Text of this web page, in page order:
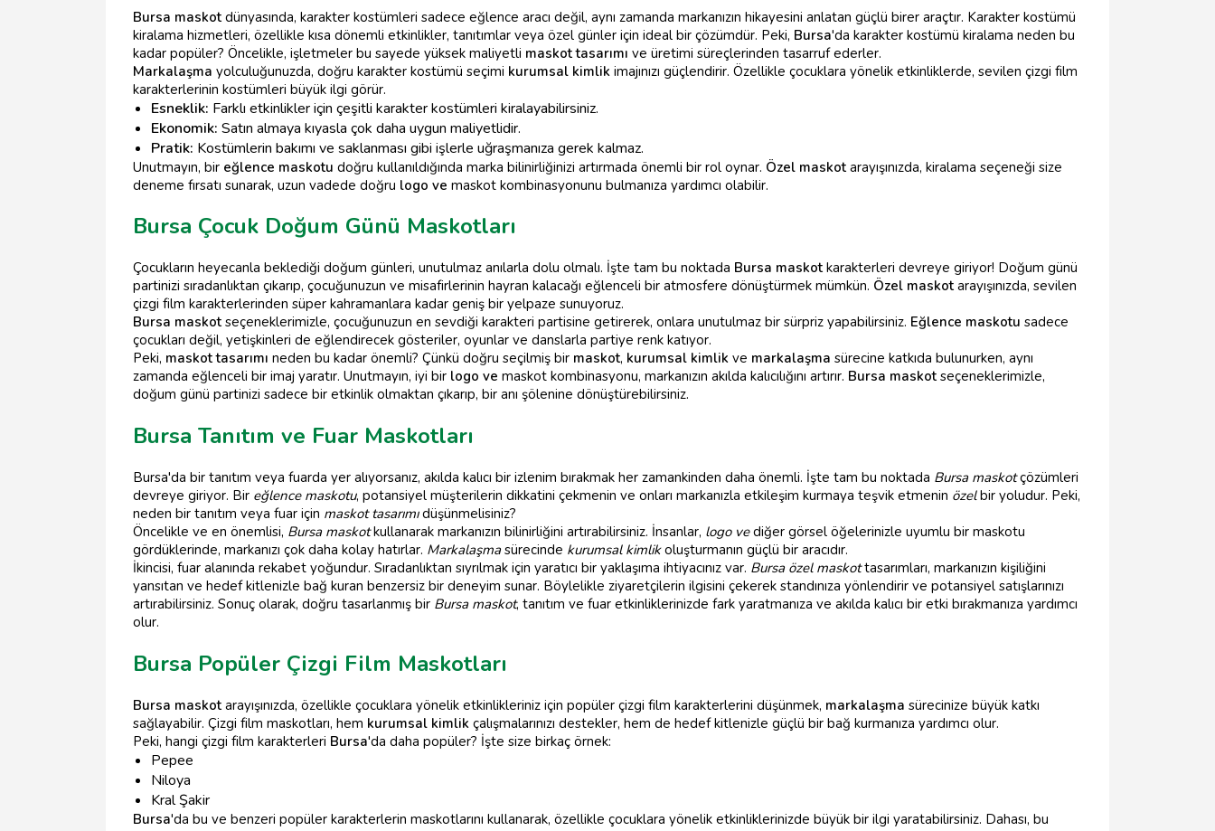
Bursa maskot dünyasında, karakter kostümleri sadece eğlence aracı değil, aynı zamanda markanızın hikayesini anlatan güçlü birer araçtır. Karakter kostümü
kiralama hizmetleri, özellikle kısa dönemli etkinlikler, tanıtımlar veya özel günler için ideal bir çözümdür. Peki, Bursa'da karakter kostümü kiralama neden bu
kadar popüler? Öncelikle, işletmeler bu sayede yüksek maliyetli maskot tasarımı ve üretimi süreçlerinden tasarruf ederler.
Markalaşma yolculuğunuzda, doğru karakter kostümü seçimi kurumsal kimlik imajınızı güçlendirir. Özellikle çocuklara yönelik etkinliklerde, sevilen çizgi film
karakterlerinin kostümleri büyük ilgi görür.
Esneklik: Farklı etkinlikler için çeşitli karakter kostümleri kiralayabilirsiniz.
Ekonomik: Satın almaya kıyasla çok daha uygun maliyetlidir.
Pratik: Kostümlerin bakımı ve saklanması gibi işlerle uğraşmanıza gerek kalmaz.
Unutmayın, bir eğlence maskotu doğru kullanıldığında marka bilinirliğinizi artırmada önemli bir rol oynar. Özel maskot arayışınızda, kiralama seçeneği size
deneme fırsatı sunarak, uzun vadede doğru logo ve maskot kombinasyonunu bulmanıza yardımcı olabilir.
Bursa Çocuk Doğum Günü Maskotları
Çocukların heyecanla beklediği doğum günleri, unutulmaz anılarla dolu olmalı. İşte tam bu noktada Bursa maskot karakterleri devreye giriyor! Doğum günü
partinizi sıradanlıktan çıkarıp, çocuğunuzun ve misafirlerinin hayran kalacağı eğlenceli bir atmosfere dönüştürmek mümkün. Özel maskot arayışınızda, sevilen
çizgi film karakterlerinden süper kahramanlara kadar geniş bir yelpaze sunuyoruz.
Bursa maskot seçeneklerimizle, çocuğunuzun en sevdiği karakteri partisine getirerek, onlara unutulmaz bir sürpriz yapabilirsiniz. Eğlence maskotu sadece
çocukları değil, yetişkinleri de eğlendirecek gösteriler, oyunlar ve danslarla partiye renk katıyor.
Peki, maskot tasarımı neden bu kadar önemli? Çünkü doğru seçilmiş bir maskot, kurumsal kimlik ve markalaşma sürecine katkıda bulunurken, aynı
zamanda eğlenceli bir imaj yaratır. Unutmayın, iyi bir logo ve maskot kombinasyonu, markanızın akılda kalıcılığını artırır. Bursa maskot seçeneklerimizle,
doğum günü partinizi sadece bir etkinlik olmaktan çıkarıp, bir anı şölenine dönüştürebilirsiniz.
Bursa Tanıtım ve Fuar Maskotları
Bursa'da bir tanıtım veya fuarda yer alıyorsanız, akılda kalıcı bir izlenim bırakmak her zamankinden daha önemli. İşte tam bu noktada Bursa maskotçözümleri
devreye giriyor. Bir eğlence maskotu, potansiyel müşterilerin dikkatini çekmenin ve onları markanızla etkileşim kurmaya teşvik etmenin özelbir yoludur. Peki,
neden bir tanıtım veya fuar için maskot tasarımıdüşünmelisiniz?
Öncelikle ve en önemlisi, Bursa maskotkullanarak markanızın bilinirliğini artırabilirsiniz. İnsanlar, logo vediğer görsel öğelerinizle uyumlu bir maskotu
gördüklerinde, markanızı çok daha kolay hatırlar. Markalaşmasürecinde kurumsal kimlikoluşturmanın güçlü bir aracıdır.
İkincisi, fuar alanında rekabet yoğundur. Sıradanlıktan sıyrılmak için yaratıcı bir yaklaşıma ihtiyacınız var. Bursa özel maskottasarımları, markanızın kişiliğini
yansıtan ve hedef kitlenizle bağ kuran benzersiz bir deneyim sunar. Böylelikle ziyaretçilerin ilgisini çekerek standınıza yönlendirir ve potansiyel satışlarınızı
artırabilirsiniz. Sonuç olarak, doğru tasarlanmış bir Bursa maskot, tanıtım ve fuar etkinliklerinizde fark yaratmanıza ve akılda kalıcı bir etki bırakmanıza yardımcı
olur.
Bursa Popüler Çizgi Film Maskotları
Bursa maskot arayışınızda, özellikle çocuklara yönelik etkinlikleriniz için popüler çizgi film karakterlerini düşünmek, markalaşma sürecinize büyük katkı
sağlayabilir. Çizgi film maskotları, hem kurumsal kimlik çalışmalarınızı destekler, hem de hedef kitlenizle güçlü bir bağ kurmanıza yardımcı olur.
Peki, hangi çizgi film karakterleri Bursa'da daha popüler? İşte size birkaç örnek:
Pepee
Niloya
Kral Şakir
Bursa'da bu ve benzeri popüler karakterlerin maskotlarını kullanarak, özellikle çocuklara yönelik etkinliklerinizde büyük bir ilgi yaratabilirsiniz. Dahası, bu